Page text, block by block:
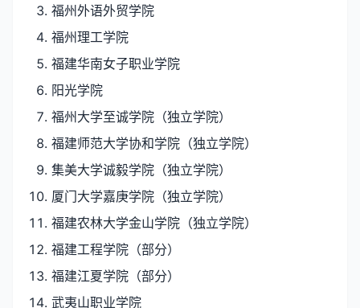
福州外语外贸学院
福州理工学院
福建华南女子职业学院
阳光学院
福州大学至诚学院（独立学院）
福建师范大学协和学院（独立学院）
集美大学诚毅学院（独立学院）
厦门大学嘉庚学院（独立学院）
福建农林大学金山学院（独立学院）
福建工程学院（部分）
福建江夏学院（部分）
武夷山职业学院